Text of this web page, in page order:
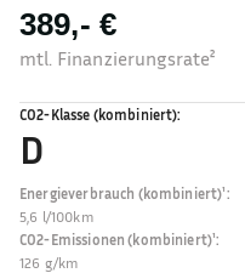
389,- €
mtl. Finanzierungsrate²
CO2-Klasse (kombiniert):
D
Energieverbrauch (kombiniert)¹:
5,6 l/100km
CO2-Emissionen (kombiniert)¹:
126 g/km